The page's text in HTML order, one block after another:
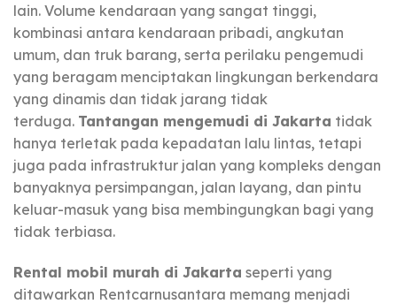
lain. Volume kendaraan yang sangat tinggi,
kombinasi antara kendaraan pribadi, angkutan
umum, dan truk barang, serta perilaku pengemudi
yang beragam menciptakan lingkungan berkendara
yang dinamis dan tidak jarang tidak
terduga. Tantangan mengemudi di Jakarta tidak
hanya terletak pada kepadatan lalu lintas, tetapi
juga pada infrastruktur jalan yang kompleks dengan
banyaknya persimpangan, jalan layang, dan pintu
keluar-masuk yang bisa membingungkan bagi yang
tidak terbiasa.
Rental mobil murah di Jakarta seperti yang
ditawarkan Rentcarnusantara memang menjadi